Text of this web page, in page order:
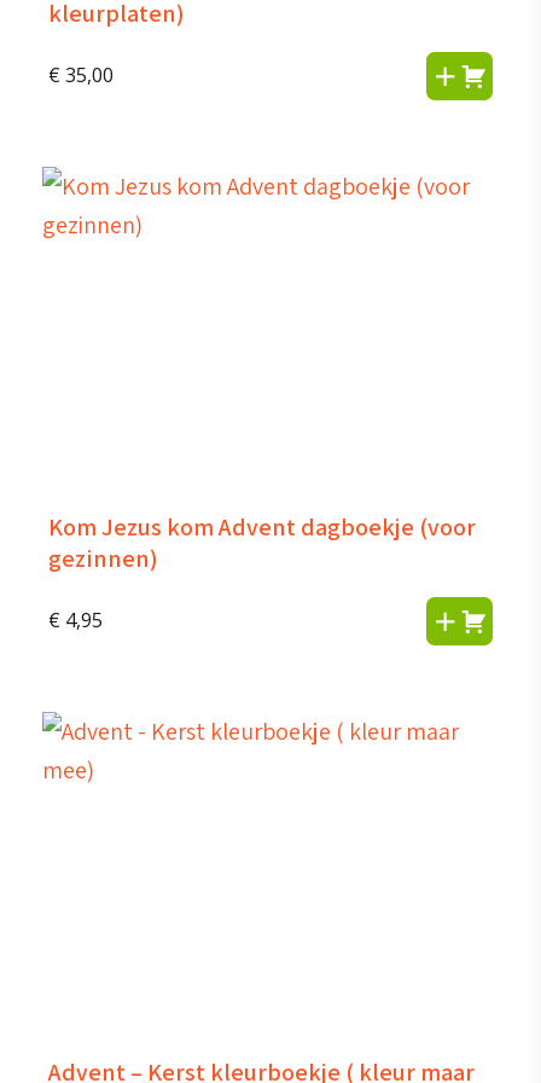
kleurplaten)
€ 35,00
Kom Jezus kom Advent dagboekje (voor
gezinnen)
€ 4,95
Advent – Kerst kleurboekje ( kleur maar